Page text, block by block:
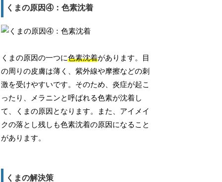
くまの原因④：色素沈着
くまの原因の一つに色素沈着があります。目
の周りの皮膚は薄く、紫外線や摩擦などの刺
激を受けやすいです。そのため、炎症が起こ
ったり、メラニンと呼ばれる色素が沈着し
て、くまの原因となります。また、アイメイ
クの落とし残しも色素沈着の原因になること
があります。
くまの解決策